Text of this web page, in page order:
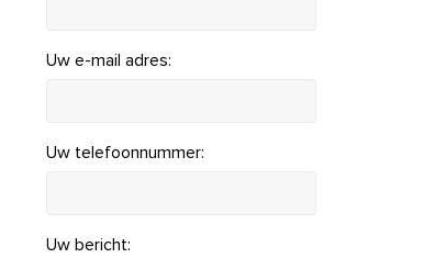
Uw e-mail adres:
Uw telefoonnummer:
Uw bericht: